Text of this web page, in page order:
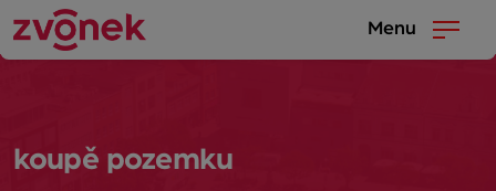
Menu
koupě pozemku